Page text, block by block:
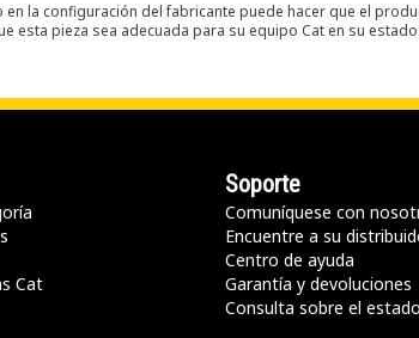
en la configuración del fabricante puede hacer que el
esta pieza sea adecuada para su equipo Cat en su
Cat
Soporte
Comuníquese con
Encuentre a su
Centro de ayuda
Garantía y devoluciones
Consulta sobre el